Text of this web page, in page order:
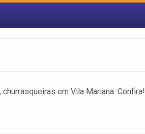
em Vila Mariana. Confira!